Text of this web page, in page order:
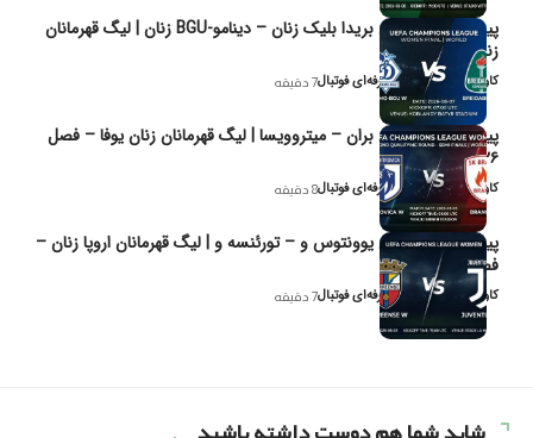
پیش‌بینی و تحلیل بریدا بلیک زنان – دینامو-BGU زنان | لیگ قهرمانان
زنان یوفا
کاوه نیک‌فر، تحلیل‌گر حرفه‌ای فوتبال7 دقیقه
پیش‌بینی و تحلیل بران – میتروویسا | لیگ قهرمانان زنان یوفا – فصل
۲۰۲۶
کاوه نیک‌فر، تحلیل‌گر حرفه‌ای فوتبال8 دقیقه
پیش‌بینی و تحلیل یوونتوس و – تورئنسه و | لیگ قهرمانان اروپا زنان –
فصل ۲۰۲۶
کاوه نیک‌فر، تحلیل‌گر حرفه‌ای فوتبال7 دقیقه